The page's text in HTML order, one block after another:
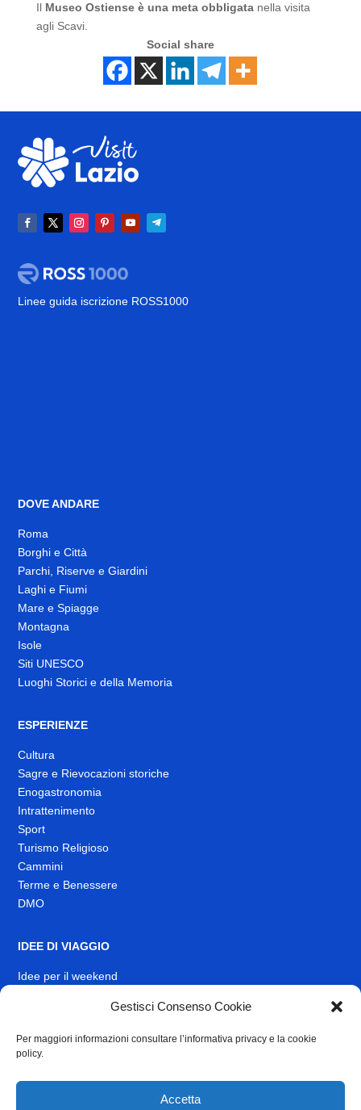
Gestisci Consenso Cookie
Per maggiori informazioni consultare l’informativa privacy e la cookie
policy.
Accetta
Il Museo Ostiense è una meta obbligatanella visita
agli Scavi.
Social share
Linee guida iscrizione ROSS1000
DOVE ANDARE
Roma
Borghi e Città
Parchi, Riserve e Giardini
Laghi e Fiumi
Mare e Spiagge
Montagna
Isole
Siti UNESCO
Luoghi Storici e della Memoria
ESPERIENZE
Cultura
Sagre e Rievocazioni storiche
Enogastronomia
Intrattenimento
Sport
Turismo Religioso
Cammini
Terme e Benessere
DMO
IDEE DI VIAGGIO
Idee per il weekend
INFO
News